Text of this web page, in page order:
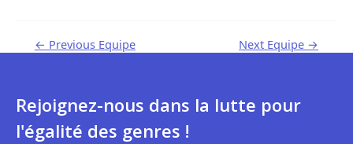
← Previous Equipe Next Equipe →
Rejoignez-nous dans la lutte pour
l'égalité des genres !